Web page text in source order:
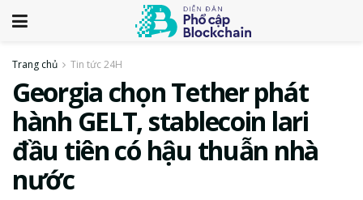
Trang chủ Tin tức 24H
Georgia chọn Tether phát
hành GELT, stablecoin lari
đầu tiên có hậu thuẫn nhà
nước